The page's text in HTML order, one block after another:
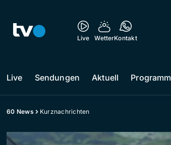
Live WetterKontakt
Live Sendungen Aktuell Programm
60 News Kurznachrichten